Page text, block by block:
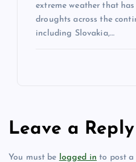
extreme weather that
droughts across the
including Slovakia,…
Leave a Reply
You must be logged in to post a